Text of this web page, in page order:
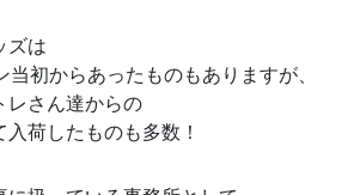
ズは
当初からあったものもありますが、
レさん達からの
荷したものも多数！